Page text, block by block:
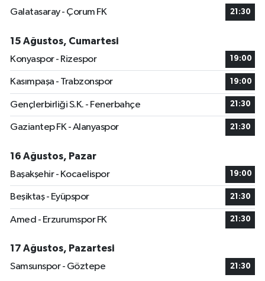
Galatasaray - Çorum FK
21:30
15 Ağustos, Cumartesi
Konyaspor - Rizespor
19:00
Kasımpaşa - Trabzonspor 19:00
Gençlerbirliği S.K. - Fenerbahçe 21:30
Gaziantep FK - Alanyaspor 21:30
16 Ağustos, Pazar
Başakşehir - Kocaelispor
19:00
Beşiktaş - Eyüpspor 21:30
Amed - Erzurumspor FK 21:30
17 Ağustos, Pazartesi
Samsunspor - Göztepe
21:30